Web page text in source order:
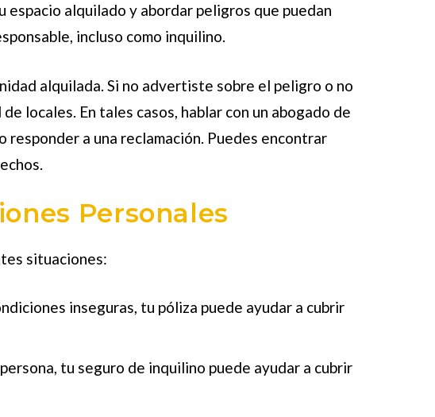
alquilado y abordar peligros que puedan
incluso como inquilino.
alquilada. Si no advertiste sobre el peligro o no
locales. En tales casos, hablar con un abogado de
a una reclamación. Puedes encontrar
Personales
situaciones:
inseguras, tu póliza puede ayudar a cubrir
tu seguro de inquilino puede ayudar a cubrir